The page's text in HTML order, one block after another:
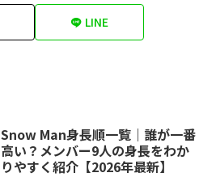
LINE
Snow Man身長順一覧｜誰が一番
高い？メンバー9人の身長をわか
りやすく紹介【2026年最新】